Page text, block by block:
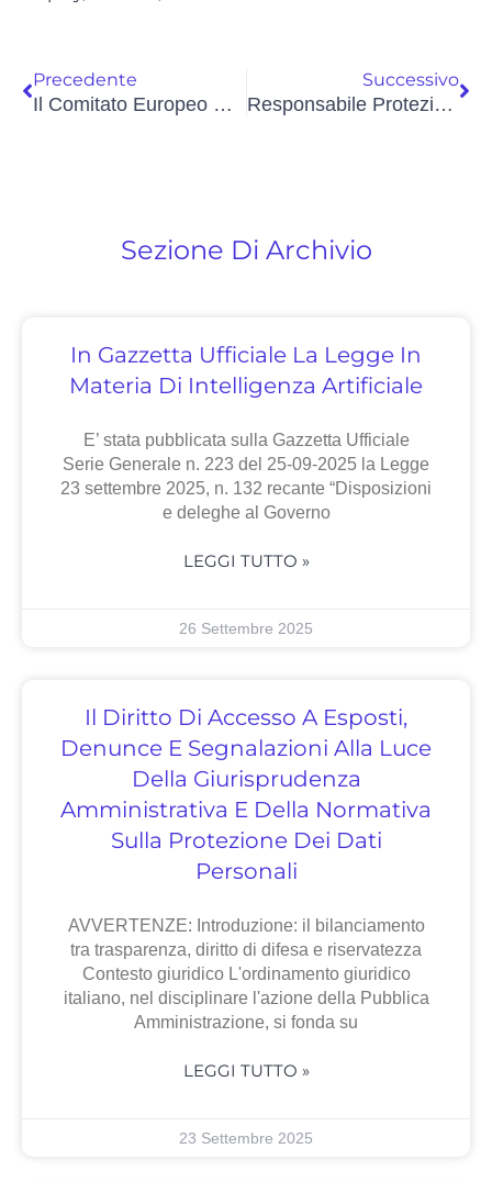
Precedente
Il Comitato Europeo Per La Protezione Dei Dati Identifica Le Aree Di Miglioramento Per Promuovere Il Ruolo E Il Riconoscimento Dei RPD
Successivo
Responsabile Protezione Dati, Il Garante Sanziona 4 Comuni
Sezione Di Archivio
In Gazzetta Ufficiale La Legge In
Materia Di Intelligenza Artificiale
E’ stata pubblicata sulla Gazzetta Ufficiale
Serie Generale n. 223 del 25-09-2025 la Legge
23 settembre 2025, n. 132 recante “Disposizioni
e deleghe al Governo
LEGGI TUTTO »
26 Settembre 2025
Il Diritto Di Accesso A Esposti,
Denunce E Segnalazioni Alla Luce
Della Giurisprudenza
Amministrativa E Della Normativa
Sulla Protezione Dei Dati
Personali
AVVERTENZE: Introduzione: il bilanciamento
tra trasparenza, diritto di difesa e riservatezza
Contesto giuridico L'ordinamento giuridico
italiano, nel disciplinare l'azione della Pubblica
Amministrazione, si fonda su
LEGGI TUTTO »
23 Settembre 2025